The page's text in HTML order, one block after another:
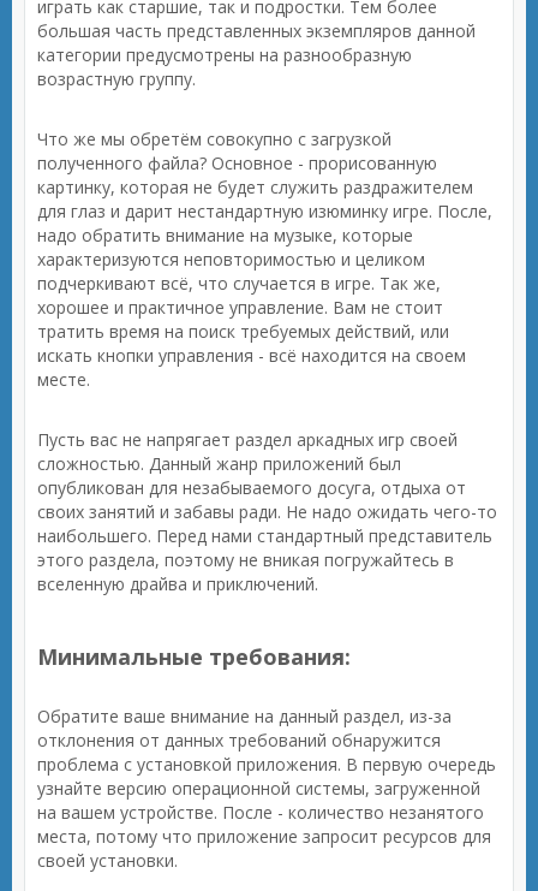
играть как старшие, так и подростки. Тем более
большая часть представленных экземпляров данной
категории предусмотрены на разнообразную
возрастную группу.
Что же мы обретём совокупно с загрузкой
полученного файла? Основное - прорисованную
картинку, которая не будет служить раздражителем
для глаз и дарит нестандартную изюминку игре. После,
надо обратить внимание на музыке, которые
характеризуются неповторимостью и целиком
подчеркивают всё, что случается в игре. Так же,
хорошее и практичное управление. Вам не стоит
тратить время на поиск требуемых действий, или
искать кнопки управления - всё находится на своем
месте.
Пусть вас не напрягает раздел аркадных игр своей
сложностью. Данный жанр приложений был
опубликован для незабываемого досуга, отдыха от
своих занятий и забавы ради. Не надо ожидать чего-то
наибольшего. Перед нами стандартный представитель
этого раздела, поэтому не вникая погружайтесь в
вселенную драйва и приключений.
Минимальные требования:
Обратите ваше внимание на данный раздел, из-за
отклонения от данных требований обнаружится
проблема с установкой приложения. В первую очередь
узнайте версию операционной системы, загруженной
на вашем устройстве. После - количество незанятого
места, потому что приложение запросит ресурсов для
своей установки.